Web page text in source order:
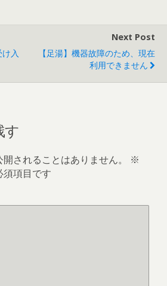
入
Next Post
【足湯】機器故障のため、現在
利用できません
す
されることはありません。
※
須項目です